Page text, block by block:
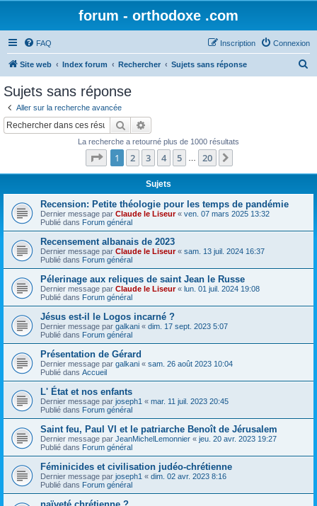
forum - orthodoxe .com
FAQ Connexion
Inscription
Site web Index forum Rechercher Sujets sans réponse
Sujets sans réponse
Aller sur la recherche avancée
Rechercher
La recherche a retourné plus de 1000 résultats
Page 1sur20
1 2 3 4 5 20
Sujets
Recension: Petite théologie pour les temps de pandémie
Dernier message par Claude le Liseur« ven. 07 mars 2025 13:32
Publié dans Forum général
Recensement albanais de 2023
Dernier message par Claude le Liseur« sam. 13 juil. 2024 16:37
Publié dans Forum général
Pélerinage aux reliques de saint Jean le Russe
Dernier message par Claude le Liseur« lun. 01 juil. 2024 19:08
Publié dans Forum général
Jésus est-il le Logos incarné ?
Dernier message par galkani « dim. 17 sept. 2023 5:07
Publié dans Forum général
Présentation de Gérard
Dernier message par galkani « sam. 26 août 2023 10:04
Publié dans Accueil
L' État et nos enfants
Dernier message par joseph1 « mar. 11 juil. 2023 20:45
Publié dans Forum général
Saint feu, Paul VI et le patriarche Benoît de Jérusalem
Dernier message par JeanMichelLemonnier « jeu. 20 avr. 2023 19:27
Publié dans Forum général
Féminicides et civilisation judéo-chrétienne
Dernier message par joseph1 « dim. 02 avr. 2023 8:16
Publié dans Forum général
naïveté chrétienne ?